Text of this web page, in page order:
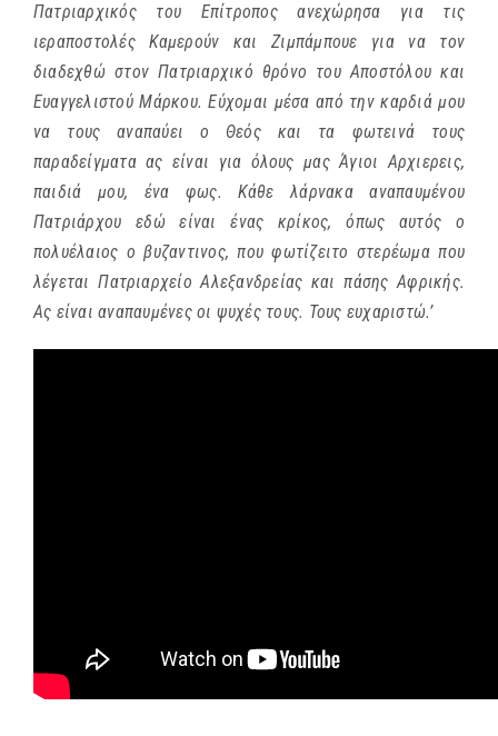
Πατριαρχικός του Επίτροπος ανεχώρησα για τις
ιεραποστολές Καμερούν και Ζιμπάμπουε για να τον
διαδεχθώ στον Πατριαρχικό θρόνο του Αποστόλου και
Ευαγγελιστού Μάρκου. Εύχομαι μέσα από την καρδιά μου
να τους αναπαύει ο Θεός και τα φωτεινά τους
παραδείγματα ας είναι για όλους μας Άγιοι Αρχιερεις,
παιδιά μου, ένα φως. Κάθε λάρνακα αναπαυμένου
Πατριάρχου εδώ είναι ένας κρίκος, όπως αυτός ο
πολυέλαιος ο βυζαντινος, που φωτίζειτο στερέωμα που
λέγεται Πατριαρχείο Αλεξανδρείας και πάσης Αφρικής.
Ας είναι αναπαυμένες οι ψυχές τους. Τους ευχαριστώ.’